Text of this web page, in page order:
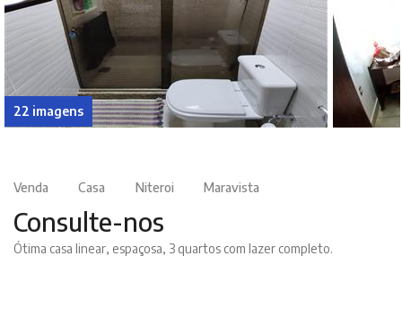
22 imagens
Venda Casa Niteroi Maravista
Consulte-nos
Ótima casa linear, espaçosa, 3 quartos com lazer completo.